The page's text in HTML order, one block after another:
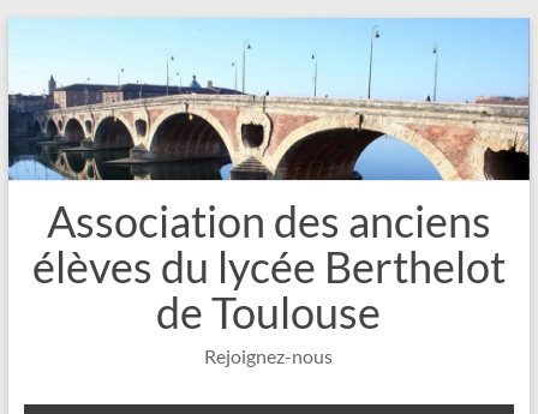
contenu
Association des anciens
élèves du lycée Berthelot
de Toulouse
Rejoignez-nous